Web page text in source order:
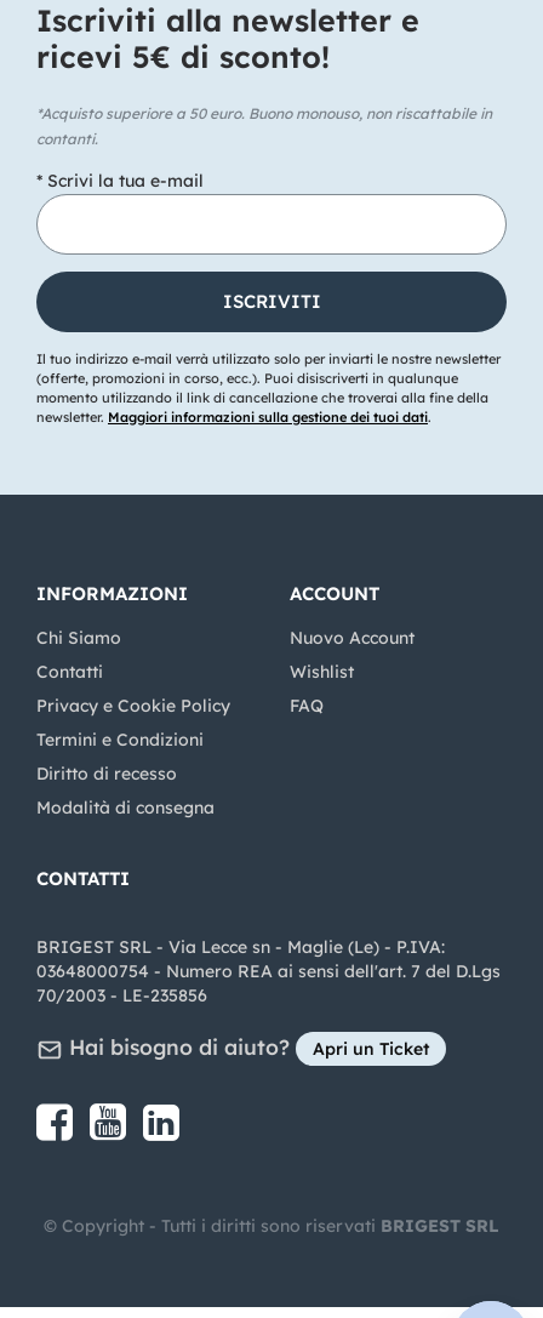
Iscriviti alla newsletter e
ricevi 5€ di sconto!​
*Acquisto superiore a 50 euro. Buono monouso, non riscattabile in
contanti.
* Scrivi la tua e-mail
Il tuo indirizzo e-mail verrà utilizzato solo per inviarti le nostre newsletter
(offerte, promozioni in corso, ecc.). Puoi disiscriverti in qualunque
momento utilizzando il link di cancellazione che troverai alla fine della
newsletter. Maggiori informazioni sulla gestione dei tuoi dati.
INFORMAZIONI
Chi Siamo
Contatti
Privacy e Cookie Policy
Termini e Condizioni
Diritto di recesso
Modalità di consegna
ACCOUNT
Nuovo Account
Wishlist
FAQ
CONTATTI
BRIGEST SRL - Via Lecce sn - Maglie (Le) - P.IVA:
03648000754 - Numero REA ai sensi dell'art. 7 del D.Lgs
70/2003 - LE-235856
Hai bisogno di aiuto? Apri un Ticket
Share on Facebook
Share on youtube
© Copyright - Tutti i diritti sono riservati BRIGEST SRL